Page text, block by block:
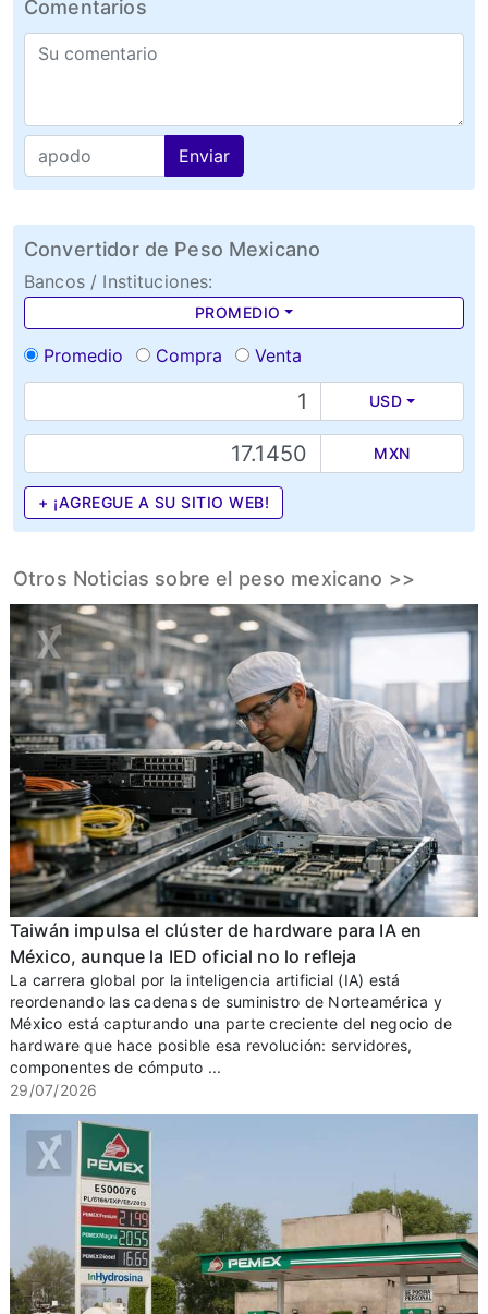
Comentarios
Enviar
Convertidor de Peso Mexicano
Bancos / Instituciones:
PROMEDIO
Promedio Compra Venta
USD
MXN
+ ¡AGREGUE A SU SITIO WEB!
Otros Noticias sobre el peso mexicano >>
Taiwán impulsa el clúster de hardware para IA en
México, aunque la IED oficial no lo refleja
La carrera global por la inteligencia artificial (IA) está
reordenando las cadenas de suministro de Norteamérica y
México está capturando una parte creciente del negocio de
hardware que hace posible esa revolución: servidores,
componentes de cómputo ...
29/07/2026